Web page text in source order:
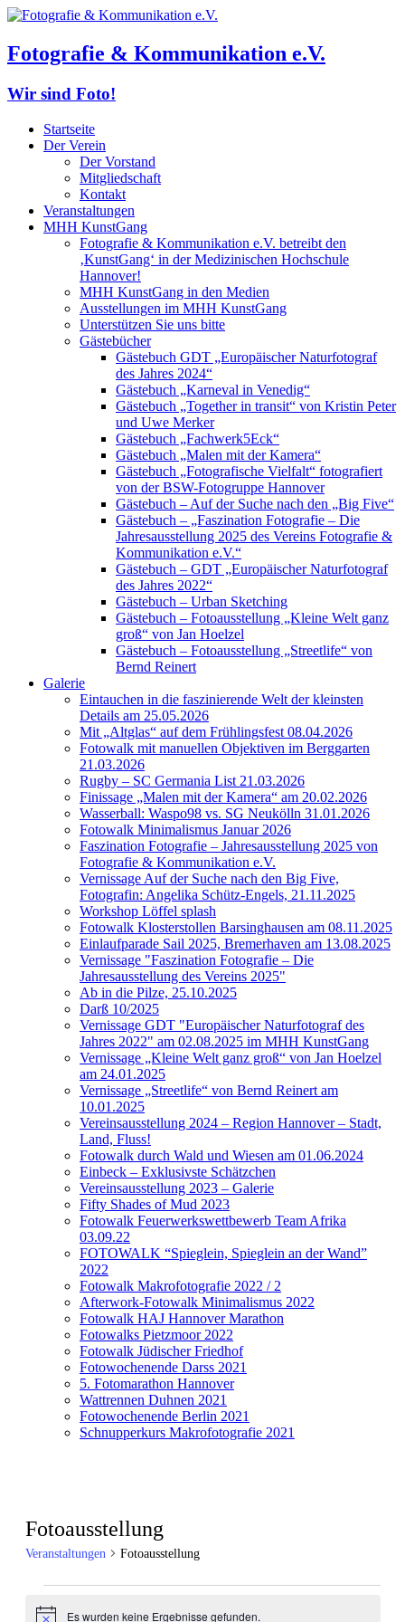
Fotografie & Kommunikation e.V.
Wir sind Foto!
Startseite
Der Verein
Der Vorstand
Mitgliedschaft
Kontakt
Veranstaltungen
MHH KunstGang
Fotografie & Kommunikation e.V. betreibt den
‚KunstGang‘ in der Medizinischen Hochschule
Hannover!
MHH KunstGang in den Medien
Ausstellungen im MHH KunstGang
Unterstützen Sie uns bitte
Gästebücher
Gästebuch GDT „Europäischer Naturfotograf
des Jahres 2024“
Gästebuch „Karneval in Venedig“
Gästebuch „Together in transit“ von Kristin Peter
und Uwe Merker
Gästebuch „Fachwerk5Eck“
Gästebuch „Malen mit der Kamera“
Gästebuch „Fotografische Vielfalt“ fotografiert
von der BSW-Fotogruppe Hannover
Gästebuch – Auf der Suche nach den „Big Five“
Gästebuch – „Faszination Fotografie – Die
Jahresausstellung 2025 des Vereins Fotografie &
Kommunikation e.V.“
Gästebuch – GDT „Europäischer Naturfotograf
des Jahres 2022“
Gästebuch – Urban Sketching
Gästebuch – Fotoausstellung „Kleine Welt ganz
groß“ von Jan Hoelzel
Gästebuch – Fotoausstellung „Streetlife“ von
Bernd Reinert
Galerie
Eintauchen in die faszinierende Welt der kleinsten
Details am 25.05.2026
Mit „Altglas“ auf dem Frühlingsfest 08.04.2026
Fotowalk mit manuellen Objektiven im Berggarten
21.03.2026
Rugby – SC Germania List 21.03.2026
Finissage „Malen mit der Kamera“ am 20.02.2026
Wasserball: Waspo98 vs. SG Neukölln 31.01.2026
Fotowalk Minimalismus Januar 2026
Faszination Fotografie – Jahresausstellung 2025 von
Fotografie & Kommunikation e.V.
Vernissage Auf der Suche nach den Big Five,
Fotografin: Angelika Schütz-Engels, 21.11.2025
Workshop Löffel splash
Fotowalk Klosterstollen Barsinghausen am 08.11.2025
Einlaufparade Sail 2025, Bremerhaven am 13.08.2025
Vernissage "Faszination Fotografie – Die
Jahresausstellung des Vereins 2025"
Ab in die Pilze, 25.10.2025
Darß 10/2025
Vernissage GDT "Europäischer Naturfotograf des
Jahres 2022" am 02.08.2025 im MHH KunstGang
Vernissage „Kleine Welt ganz groß“ von Jan Hoelzel
am 24.01.2025
Vernissage „Streetlife“ von Bernd Reinert am
10.01.2025
Vereinsausstellung 2024 – Region Hannover – Stadt,
Land, Fluss!
Fotowalk durch Wald und Wiesen am 01.06.2024
Einbeck – Exklusivste Schätzchen
Vereinsausstellung 2023 – Galerie
Fifty Shades of Mud 2023
Fotowalk Feuerwerkswettbewerb Team Afrika
03.09.22
FOTOWALK “Spieglein, Spieglein an der Wand”
2022
Fotowalk Makrofotografie 2022 / 2
Afterwork-Fotowalk Minimalismus 2022
Fotowalk HAJ Hannover Marathon
Fotowalks Pietzmoor 2022
Fotowalk Jüdischer Friedhof
Fotowochenende Darss 2021
5. Fotomarathon Hannover
Wattrennen Duhnen 2021
Fotowochenende Berlin 2021
Schnupperkurs Makrofotografie 2021
Fotoausstellung
Veranstaltungen Fotoausstellung
Es wurden keine Ergebnisse gefunden.